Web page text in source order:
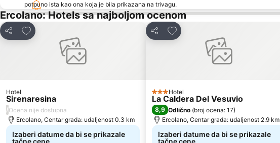
potpuno ista kao ona koja je bila prikazana na trivagu.
Ercolano: Hotels sa najboljom ocenom
Deli
Dodati u favorite
Hotel
Sirenaresina
/Ocena nije dostupna
Ercolano, Centar grada: udaljenost 0.3 km
Izaberi datume da bi se prikazale
tačne cene
Deli
Dodati u favorite
3 Zvezdice
Hotel
La Caldera Del Vesuvio
8,9 Odlično (broj ocena: 17)
Ercolano, Centar grada: udaljenost 2.9 km
Izaberi datume da bi se prikazale
tačne cene